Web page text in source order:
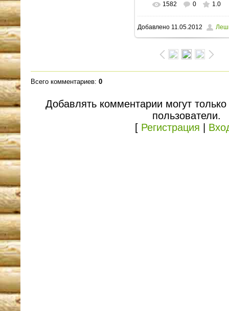
В реальном размере
1600x1200/ 271.9Kb
1582 0 1.0
Добавлено 11.05.2012
Всего комментариев: 0
Добавлять комментарии могут
пользователи.
[ Регистрация